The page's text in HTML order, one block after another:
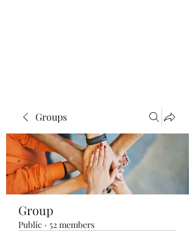
Groups
Group
Public · 52 members